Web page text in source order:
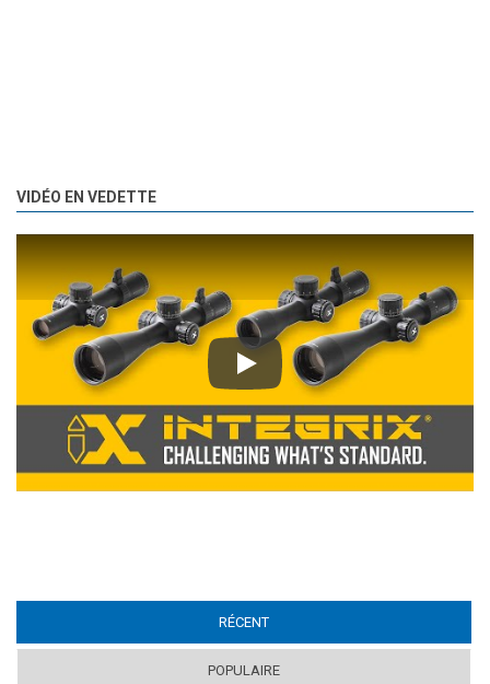
VIDÉO EN VEDETTE
Play
RÉCENT
POPULAIRE